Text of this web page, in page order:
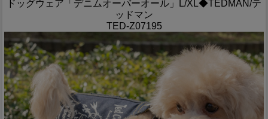
ドッグウェア「デニムオーバーオール」L/XL◆TEDMAN/テ
ッドマン
TED-Z07195